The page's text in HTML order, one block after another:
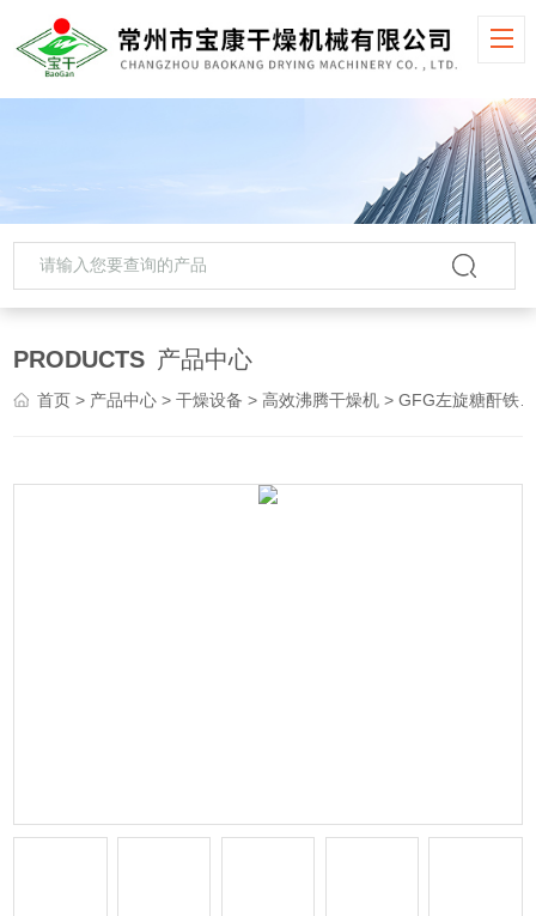
PRODUCTS 产品中心
首页 > 产品中心 >干燥设备 >高效沸腾干燥机 > GFG左旋糖酐铁高效沸腾干燥机